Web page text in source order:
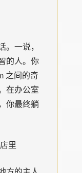
一说，
的人。你
之间的奇
在办公室
你最终躺
里